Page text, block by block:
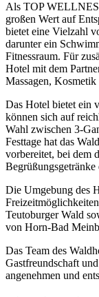
Als TOP
großen Wert auf
bietet eine Vielzahl
darunter ein
Fitnessraum. Für
Hotel mit dem
Massagen,
Das Hotel bietet ein
können sich auf
Wahl zwischen 3-
Festtage hat das
vorbereitet, bei dem
Die Umgebung des
Teutoburger Wald
von Horn-Bad
Das Team des
Gastfreundschaft
angenehmen und